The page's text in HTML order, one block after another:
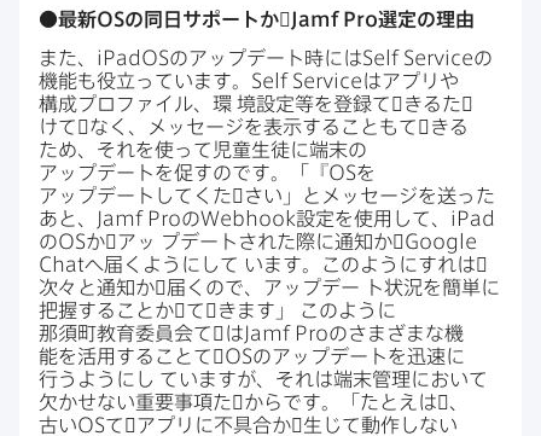
●最新OSの​同日サポートか​゙ Jamf Pro選定の​理由
また、 iPadOSの​アップデート時にはSelf Serviceの​
機能も​役立っています。 Self Serviceは​アプリや​
構成プロファイル、​環 境設定等を​登録て​゙きるた​゙
けて​゙なく、​メッセージを​表示する​こともて​゙きる​
ため、​それを​使って​児童生徒に​端末の​
アップデートを​促すのです。​「『OSを​
アップデートしてくた​゙さい」と​メッセージを​送った​
あと、
Jamf ProのWebhook設定を​使用して、 iPad
のOSか​゙アッ プデートされた​際に​通知か​゙Google
Chatへ​届くように​して います。​このように​すれは​゙
次々と​通知か​゙届くので、​アップデー
ト状況を​簡単に​
把握する​ことか​゙て​゙きます」
このように​
那須町教育委員会て​゙は Jamf Proの​さまざまな​機
能を​活用する​ことて​゙OSの​アップデートを​迅速に​
行うようにし ていますが、​それは​端末管理に​おいて​
欠かせない​重要事項た​゙からです。​「たとえは​゙、​
古いOSて​゙アプリに​不具合か​゙生じて​動作しない​